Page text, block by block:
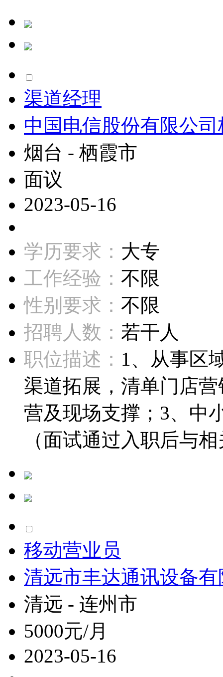
渠道经理
中国电信股份有限公
烟台 - 栖霞市
面议
2023-05-16
学历要求： 大专
工作经验： 不限
性别要求： 不限
招聘人数： 若干人
职位描述： 1、从事区
渠道拓展，清单门店
营及现场支撑；3、中
（面试通过入职后与
移动营业员
清远市丰达通讯设备
清远 - 连州市
5000元/月
2023-05-16